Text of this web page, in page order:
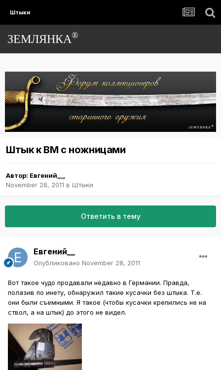
Штыки
ЗЕМЛЯНКА®
Штык к ВМ с ножницами
Автор: Евгений__
November 28, 2011 в Штыки
Ответить в тему
Евгений__
Опубликовано November 28, 2011
Вот такое чудо продавали недавно в Германии. Правда,
полазив по инету, обнаружил такие кусачки без штыка. Т.е.
они были съемными. Я такое (чтобы кусачки крепились не на
ствол, а на штык) до этого не видел.